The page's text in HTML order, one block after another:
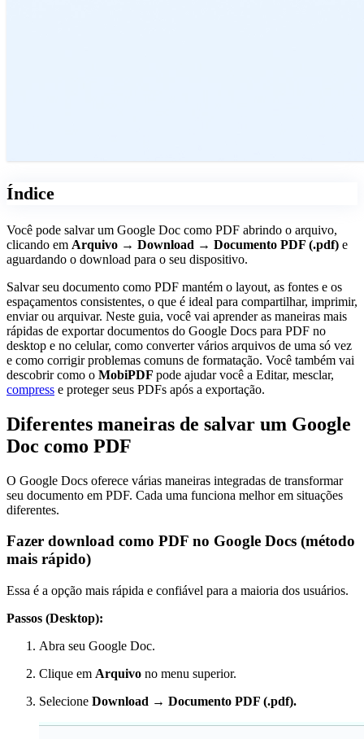
Índice
Você pode salvar um Google Doc como PDF abrindo o arquivo,
clicando em Arquivo → Download → Documento PDF (.pdf) e
aguardando o download para o seu dispositivo.
Salvar seu documento como PDF mantém o layout, as fontes e os
espaçamentos consistentes, o que é ideal para compartilhar, imprimir,
enviar ou arquivar. Neste guia, você vai aprender as maneiras mais
rápidas de exportar documentos do Google Docs para PDF no
desktop e no celular, como converter vários arquivos de uma só vez
e como corrigir problemas comuns de formatação. Você também vai
descobrir como o MobiPDF pode ajudar você a Editar, mesclar,
compress e proteger seus PDFs após a exportação.
Diferentes maneiras de salvar um Google
Doc como PDF
O Google Docs oferece várias maneiras integradas de transformar
seu documento em PDF. Cada uma funciona melhor em situações
diferentes.
Fazer download como PDF no Google Docs (método
mais rápido)
Essa é a opção mais rápida e confiável para a maioria dos usuários.
Passos (Desktop):
Abra seu Google Doc.
Clique em Arquivo no menu superior.
Selecione Download → Documento PDF (.pdf).